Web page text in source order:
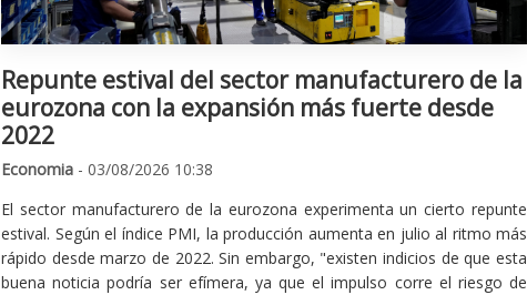
Repunte estival del sector manufacturero de la
eurozona con la expansión más fuerte desde
2022
Economia - 03/08/2026 10:38
El sector manufacturero de la eurozona experimenta un cierto repunte
estival. Según el índice PMI, la producción aumenta en julio al ritmo más
rápido desde marzo de 2022. Sin embargo, "existen indicios de que esta
buena noticia podría ser efímera, ya que el impulso corre el riesgo de